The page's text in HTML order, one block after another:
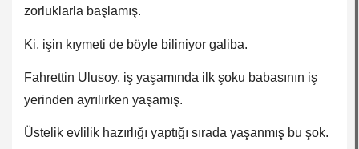
zorluklarla başlamış.
Ki, işin kıymeti de böyle biliniyor galiba.
Fahrettin Ulusoy, iş yaşamında ilk şoku babasının iş
yerinden ayrılırken yaşamış.
Üstelik evlilik hazırlığı yaptığı sırada yaşanmış bu şok.